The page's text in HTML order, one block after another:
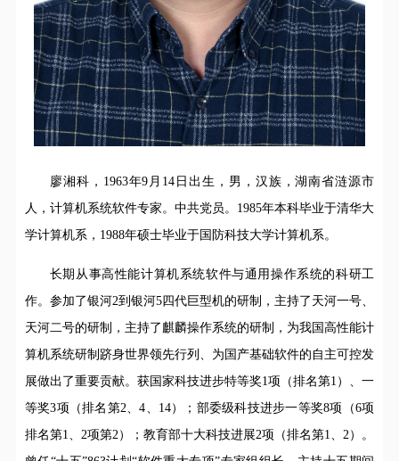
廖湘科，1963年9月14日出生，男，汉族，湖南省涟源市
人，计算机系统软件专家。中共党员。1985年本科毕业于清华大
学计算机系，1988年硕士毕业于国防科技大学计算机系。
长期从事高性能计算机系统软件与通用操作系统的科研工
作。参加了银河2到银河5四代巨型机的研制，主持了天河一号、
天河二号的研制，主持了麒麟操作系统的研制，为我国高性能计
算机系统研制跻身世界领先行列、为国产基础软件的自主可控发
展做出了重要贡献。获国家科技进步特等奖1项（排名第1）、一
等奖3项（排名第2、4、14）；部委级科技进步一等奖8项（6项
排名第1、2项第2）；教育部十大科技进展2项（排名第1、2）。